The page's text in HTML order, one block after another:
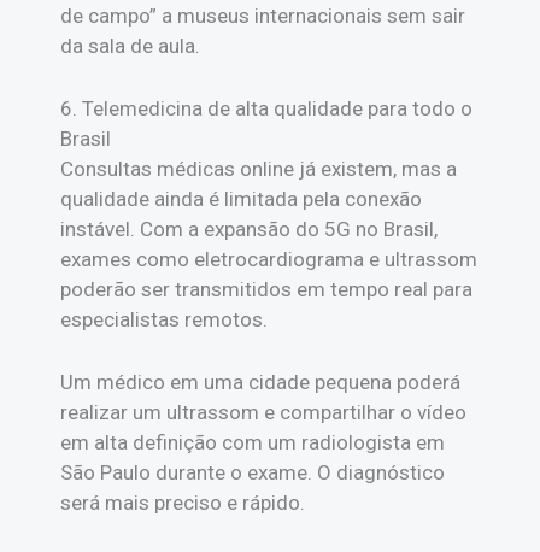
de campo” a museus internacionais sem sair
da sala de aula.
6. Telemedicina de alta qualidade para todo o
Brasil
Consultas médicas online já existem, mas a
qualidade ainda é limitada pela conexão
instável. Com a expansão do 5G no Brasil,
exames como eletrocardiograma e ultrassom
poderão ser transmitidos em tempo real para
especialistas remotos.
Um médico em uma cidade pequena poderá
realizar um ultrassom e compartilhar o vídeo
em alta definição com um radiologista em
São Paulo durante o exame. O diagnóstico
será mais preciso e rápido.